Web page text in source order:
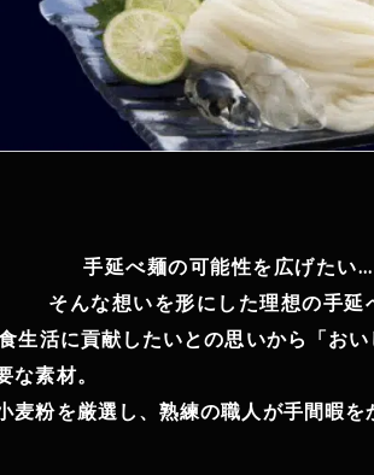
手延べ麺の可能性を広げたい…
そんな想いを形にした理想の手延
活に貢献したいとの思いから「お
素材。
麦粉を厳選し、熟練の職人が手間暇